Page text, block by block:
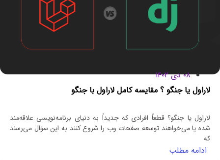
۰۸ دی ۱۴۰۲
لاراول یا جنگو ؟ مقایسه کامل لاراول با جنگو
لاراول یا جنگو؟ قطعاً افرادی که جدیداً به دنیای برنامه‌نویسی علاقه‌مند
شده یا می‌خواهند توسعه صفحات وب را شروع کنند به این سؤال می‌رسند
که
ادامه مطلب